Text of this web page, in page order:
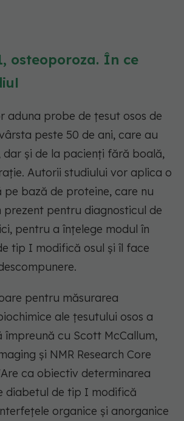
osteoporoza. În ce
aduna probe de țesut osos de
peste 50 de ani, care au
dar și de la pacienți fără boală,
Autorii studiului vor aplica o
bază de proteine, care nu
prezent pentru diagnosticul de
pentru a înțelege modul în
tip I modifică osul și îl face
pentru măsurarea
ale țesutului osos a
cu Scott McCallum,
și NMR Research Core
ca obiectiv determinarea
diabetul de tip I modifică
organice și anorganice